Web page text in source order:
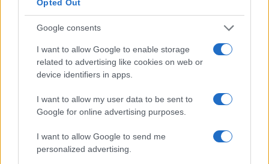
Opted Out
Google consents
I want to allow Google to enable storage
related to advertising like cookies on web or
device identifiers in apps.
I want to allow my user data to be sent to
Google for online advertising purposes.
I want to allow Google to send me
personalized advertising.
Disastri climatici 2026: incendi, alluvioni e caldo
estremo in Europa e oltre